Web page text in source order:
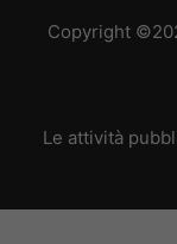
Copyright
Le attività